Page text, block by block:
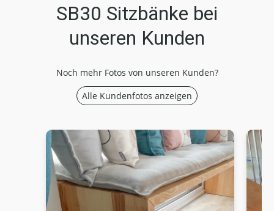
SB30 Sitzbänke bei
unseren Kunden
Noch mehr Fotos von unseren Kunden?
Alle Kundenfotos anzeigen